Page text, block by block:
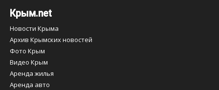
Крым.net
Новости Крыма
Архив Крымских новостей
Фото Крым
Видео Крым
Аренда жилья
Аренда авто